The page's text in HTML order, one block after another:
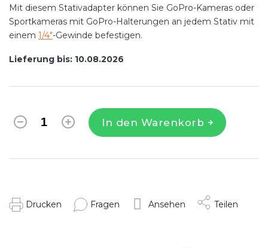
Lieferung bis: 10.08.2026
In den Warenkorb
Mit diesem Stativadapter können Sie GoPro-Kameras oder
Sportkameras mit GoPro-Halterungen an jedem Stativ mit
einem 1/4"-Gewinde befestigen.
Drucken Fragen Ansehen Teilen